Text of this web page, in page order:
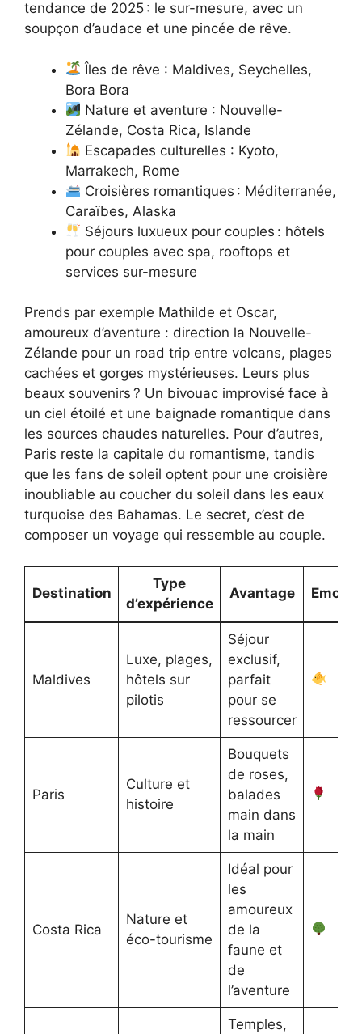
tendance de 2025 : le sur-mesure, avec un
soupçon d’audace et une pincée de rêve.
Îles de rêve : Maldives, Seychelles,
Bora Bora
Nature et aventure : Nouvelle-
Zélande, Costa Rica, Islande
Escapades culturelles : Kyoto,
Marrakech, Rome
Croisières romantiques : Méditerranée,
Caraïbes, Alaska
Séjours luxueux pour couples : hôtels
pour couples avec spa, rooftops et
services sur-mesure
Prends par exemple Mathilde et Oscar,
amoureux d’aventure : direction la Nouvelle-
Zélande pour un road trip entre volcans, plages
cachées et gorges mystérieuses. Leurs plus
beaux souvenirs ? Un bivouac improvisé face à
un ciel étoilé et une baignade romantique dans
les sources chaudes naturelles. Pour d’autres,
Paris reste la capitale du romantisme, tandis
que les fans de soleil optent pour une croisière
inoubliable au coucher du soleil dans les eaux
turquoise des Bahamas. Le secret, c’est de
composer un voyage qui ressemble au couple.
Destination
Type
d’expérience
Avantage Emoji
Maldives
Luxe, plages,
hôtels sur
pilotis
Séjour
exclusif,
parfait
pour se
ressourcer
Paris
Culture et
histoire
Bouquets
de roses,
balades
main dans
la main
Costa Rica
Nature et
éco-tourisme
Idéal pour
les
amoureux
de la
faune et
de
l’aventure
Temples,